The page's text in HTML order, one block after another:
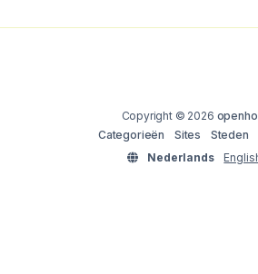
Copyright © 2026
Categorieën
Sites Steden
Nederlands